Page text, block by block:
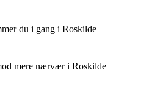
du i gang i Roskilde
mere nærvær i Roskilde